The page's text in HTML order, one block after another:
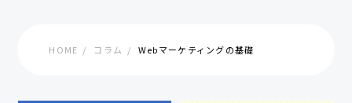
HOME コラム Webマーケティングの基礎